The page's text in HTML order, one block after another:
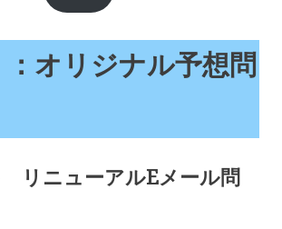
：オリジナル予想問
リニューアルEメール問